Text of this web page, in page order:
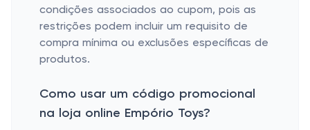
condições associados ao cupom, pois as
restrições podem incluir um requisito de
compra mínima ou exclusões específicas de
produtos.
Como usar um código promocional
na loja online Empório Toys?